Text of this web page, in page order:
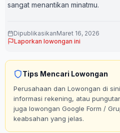
sangat menantikan minatmu.
DipublikasikanMaret 16, 2026
Laporkan lowongan ini
Tips Mencari Lowongan
Perusahaan dan Lowongan di
informasi rekening, atau
juga lowongan Google Form /
keabsahan yang jelas.